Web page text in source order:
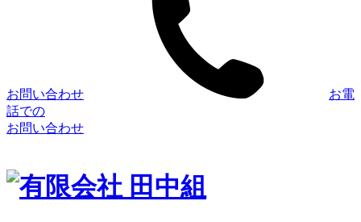
お問い合わせ
お電
話での
お問い合わせ